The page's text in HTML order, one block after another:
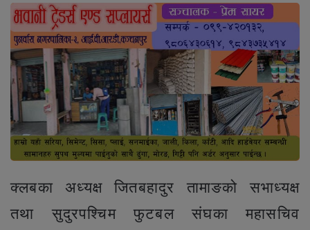
क्लबका अध्यक्ष जितबहादुर तामाङको सभाध्यक्ष
तथा सुदुरपश्चिम फुटबल संघका महासचिव